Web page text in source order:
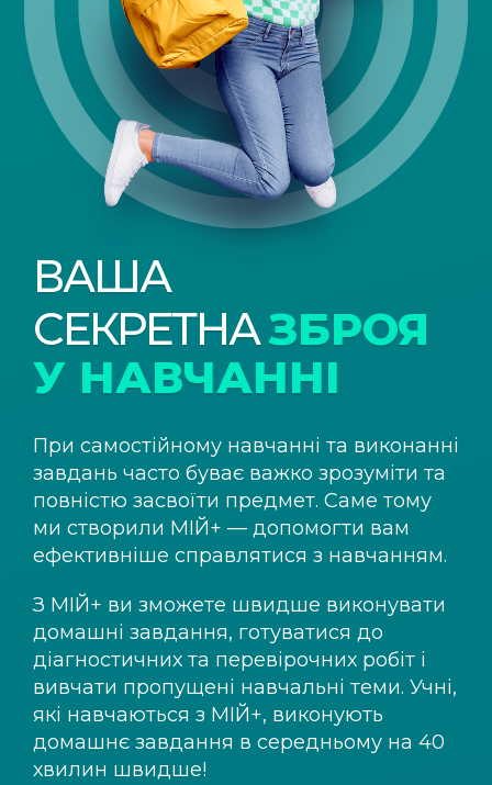
ВАША
СЕКРЕТНАЗБРОЯ
У НАВЧАННІ
При самостійному навчанні та виконанні
завдань часто буває важко зрозуміти та
повністю засвоїти предмет. Саме тому
ми створили МІЙ+ — допомогти вам
ефективніше справлятися з навчанням.
З МІЙ+ ви зможете швидше виконувати
домашні завдання, готуватися до
діагностичних та перевірочних робіт і
вивчати пропущені навчальні теми. Учні,
які навчаються з МІЙ+, виконують
домашнє завдання в середньому на 40
хвилин швидше!